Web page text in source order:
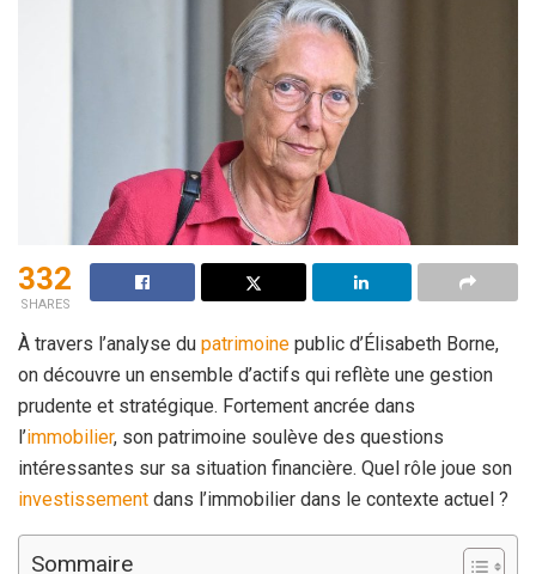
332
SHARES
À travers l’analyse du patrimoine public d’Élisabeth Borne,
on découvre un ensemble d’actifs qui reflète une gestion
prudente et stratégique. Fortement ancrée dans
l’immobilier, son patrimoine soulève des questions
intéressantes sur sa situation financière. Quel rôle joue son
investissement dans l’immobilier dans le contexte actuel ?
Sommaire